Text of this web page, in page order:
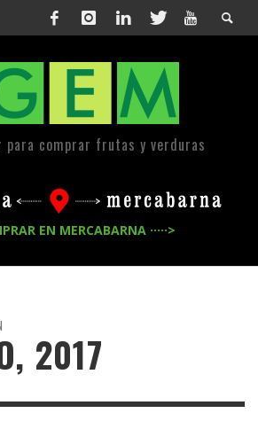
para comprar frutas y verduras
EN MERCABARNA ·····>
2017